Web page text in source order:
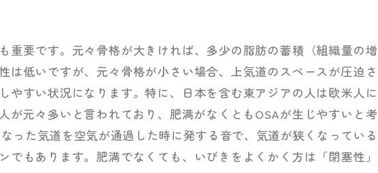
重要です。元々骨格が大きければ、多少の脂肪の蓄積（組織量の増
は低いですが、元々骨格が小さい場合、上気道のスペースが圧迫さ
やすい状況になります。特に、日本を含む東アジアの人は欧米人に
が元々多いと言われており、肥満がなくともOSAが生じやすいと考
った気道を空気が通過した時に発する音で、気道が狭くなっている
でもあります。肥満でなくても、いびきをよくかく方は「閉塞性」